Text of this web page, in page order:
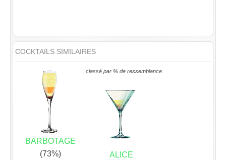
COCKTAILS SIMILAIRES
classé par % de ressemblance
BARBOTAGE
(73%)
ALICE